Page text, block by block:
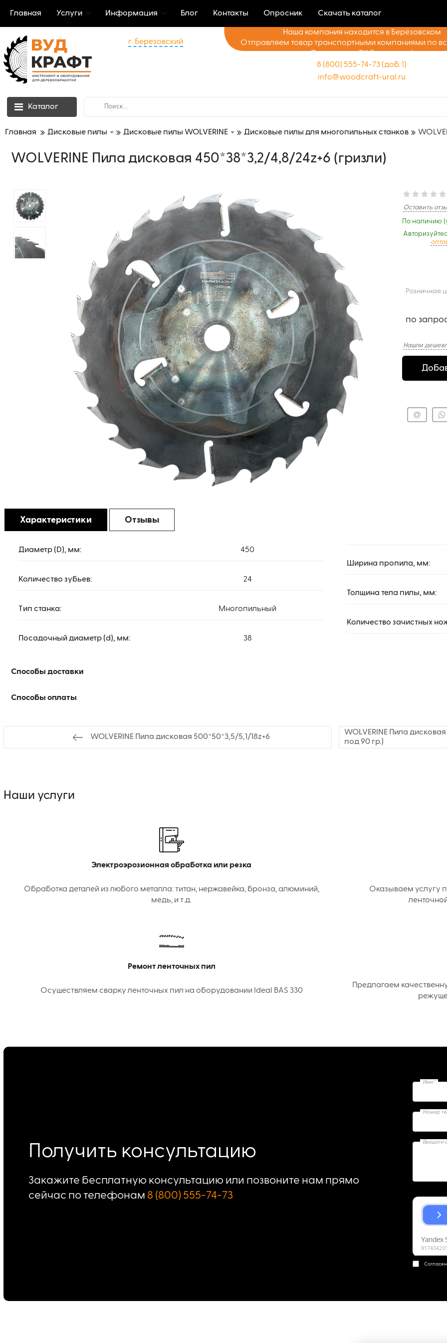
Главная Услуги Информация Блог Контакты Опросник Скачать каталог
г. Березовский
Наша компания находится в Берёзовском
Отправляем товар транспортными компаниями по
Доставка до ТК бесплатно!
8 (800) 555-74-73 (доб. 1)
info@woodcraft-ural.ru
Каталог
Главная Дисковые пилы Дисковые пилы WOLVERINE Дисковые пилы для многопильных станков
WOLVERINE Пила дисковая 450*38*3,2/4,8/24z+6 (гризли)
Оставить
По наличию
Розничная
по
Нашли
Характеристики Отзывы
Диаметр (D), мм: 450
Количество зубьев: 24
Тип станка: Многопильный
Посадочный диаметр (d), мм: 38
Ширина пропила, мм:
Толщина тела пилы, мм:
Количество зачистных
Способы доставки
Способы оплаты
WOLVERINE Пила дисковая 500*50*3,5/5,1/18z+6
WOLVERINE Пила
под 90 гр.)
Наши услуги
Электроэрозионная обработка или резка
Обработка деталей из любого металла: титан, нержавейка, бронза, алюминий,
медь, и т.д.
Оказываем услугу
Ремонт ленточных пил
Осуществляем сварку ленточных пил на оборудовании Ideal BAS 330
Предлагаем
Получить консультацию
Закажите бесплатную консультацию или позвоните нам прямо
сейчас по телефонам 8 (800) 555-74-73
Имя*
Номер
Введите